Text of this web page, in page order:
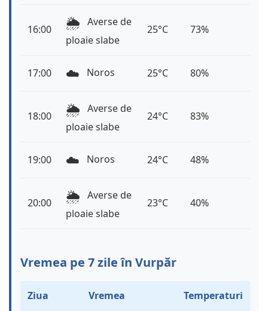
16:00 🌦️ Averse de
ploaie slabe
25°C 73%
17:00 ☁️ Noros 25°C 80%
18:00 🌦️ Averse de
ploaie slabe
24°C 83%
19:00 ☁️ Noros 24°C 48%
20:00 🌦️ Averse de
ploaie slabe
23°C 40%
Vremea pe 7 zile în Vurpăr
Ziua Vremea Temperaturi